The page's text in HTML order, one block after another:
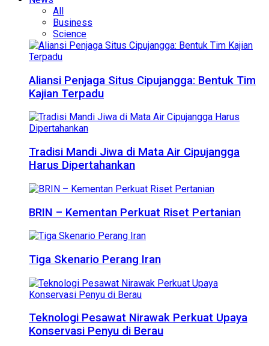
All
Business
Science
Aliansi Penjaga Situs Cipujangga: Bentuk Tim
Kajian Terpadu
Tradisi Mandi Jiwa di Mata Air Cipujangga
Harus Dipertahankan
BRIN – Kementan Perkuat Riset Pertanian
Tiga Skenario Perang Iran
Teknologi Pesawat Nirawak Perkuat Upaya
Konservasi Penyu di Berau